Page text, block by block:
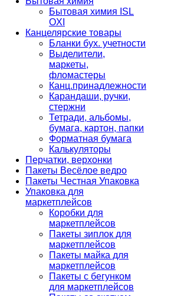
Бытовая химия ISL
OXI
Канцелярские товары
Бланки бух. учетности
Выделители,
маркеты,
фломастеры
Канц.принадлежности
Карандаши, ручки,
стержни
Тетради, альбомы,
бумага, картон, папки
Форматная бумага
Калькуляторы
Перчатки, верхонки
Пакеты Весёлое ведро
Пакеты Честная Упаковка
Упаковка для
маркетплейсов
Коробки для
маркетплейсов
Пакеты зиплок для
маркетплейсов
Пакеты майка для
маркетплейсов
Пакеты с бегунком
для маркетплейсов